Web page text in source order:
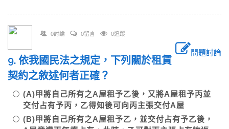
0討論 0留言 0追蹤
問題討論
9. 依我國民法之規定，下列關於租賃
契約之敘述何者正確？
(A)甲將自己所有之A屋租予乙後，又將A屋租予丙並
交付占有予丙，乙得知後可向丙主張交付A屋
(B)甲將自己所有之A屋租予乙，並交付占有予乙後，